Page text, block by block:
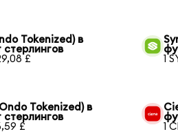
Tokenized) в
стерлингов
£
1
Tokenized) в
стерлингов
£
1